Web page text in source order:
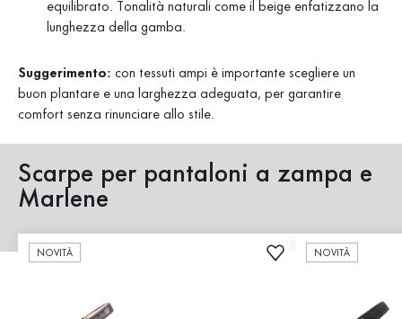
equilibrato. Tonalità naturali come il beige enfatizzano la
lunghezza della gamba.
Suggerimento: con tessuti ampi è importante scegliere un
buon plantare e una larghezza adeguata, per garantire
comfort senza rinunciare allo stile.
Scarpe per pantaloni a zampa e
Marlene
NOVITÀ NOVITÀ